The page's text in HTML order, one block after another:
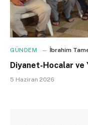
GÜNDEM İbrahim
Diyanet-Hocalar ve
5 Haziran 2026